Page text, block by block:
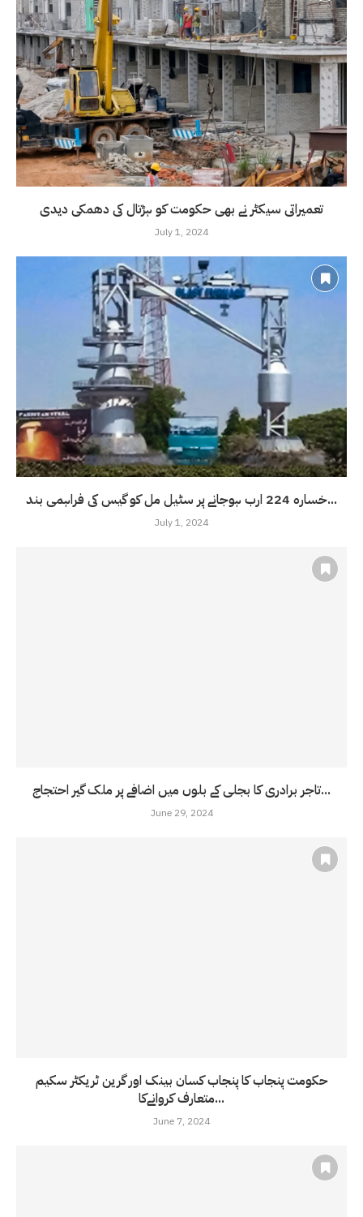
تعمیراتی سیکٹر نے بھی حکومت کو ہڑتال کی دھمکی دیدی
July 1, 2024
خسارہ 224 ارب ہوجانے پر سٹیل مل کو گیس کی فراہمی بند...
July 1, 2024
تاجر برادری کا بجلی کے بلوں میں اضافے پر ملک گیر احتجاج...
June 29, 2024
حکومت پنجاب کا پنجاب کسان بینک اور گرین ٹریکٹر سکیم
متعارف کروانےکا...
June 7, 2024